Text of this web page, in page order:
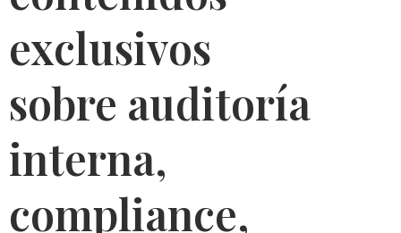
exclusivos
sobre auditoría
interna,
compliance,